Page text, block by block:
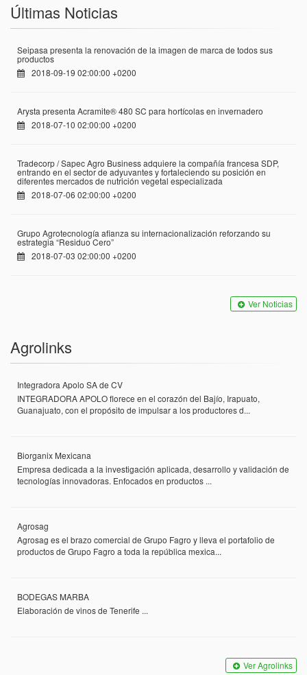
Últimas Noticias
Seipasa presenta la renovación de la imagen de marca de todos sus
productos
2018-09-19 02:00:00 +0200
Arysta presenta Acramite® 480 SC para hortícolas en invernadero
2018-07-10 02:00:00 +0200
Tradecorp / Sapec Agro Business adquiere la compañía francesa SDP,
entrando en el sector de adyuvantes y fortaleciendo su posición en
diferentes mercados de nutrición vegetal especializada
2018-07-06 02:00:00 +0200
Grupo Agrotecnología afianza su internacionalización reforzando su
estrategia “Residuo Cero”
2018-07-03 02:00:00 +0200
Ver Noticias
Agrolinks
Integradora Apolo SA de CV
INTEGRADORA APOLO florece en el corazón del Bajío, Irapuato,
Guanajuato, con el propósito de impulsar a los productores d...
Biorganix Mexicana
Empresa dedicada a la investigación aplicada, desarrollo y validación de
tecnologías innovadoras. Enfocados en productos ...
Agrosag
Agrosag es el brazo comercial de Grupo Fagro y lleva el portafolio de
productos de Grupo Fagro a toda la república mexica...
BODEGAS MARBA
Elaboración de vinos de Tenerife ...
Ver Agrolinks